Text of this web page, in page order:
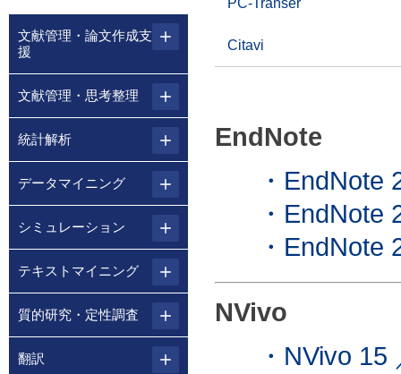
PC-Transer
Citavi
EndNote
・EndNote
・EndNote
・EndNote
NVivo
・NVivo
文献管理・論文作成支
援
文献管理・思考整理
統計解析
データマイニング
シミュレーション
テキストマイニング
質的研究・定性調査
翻訳